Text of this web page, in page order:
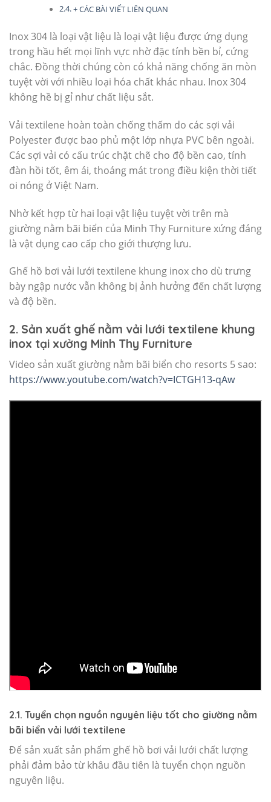
+ CÁC BÀI VIẾT LIÊN QUAN
Inox 304 là loại vật liệu là loại vật liệu được ứng dụng
trong hầu hết mọi lĩnh vực nhờ đặc tính bền bỉ, cứng
chắc. Đồng thời chúng còn có khả năng chống ăn mòn
tuyệt vời với nhiều loại hóa chất khác nhau. Inox 304
không hề bị gỉ như chất liệu sắt.
Vải textilene hoàn toàn chống thấm do các sợi vải
Polyester được bao phủ một lớp nhựa PVC bên ngoài.
Các sợi vải có cấu trúc chặt chẽ cho độ bền cao, tính
đàn hồi tốt, êm ái, thoáng mát trong điều kiện thời tiết
oi nóng ở Việt Nam.
Nhờ kết hợp từ hai loại vật liệu tuyệt vời trên mà
giường nằm bãi biển của Minh Thy Furniture xứng đáng
là vật dụng cao cấp cho giới thượng lưu.
Ghế hồ bơi vải lưới textilene khung inox cho dù trưng
bày ngập nước vẫn không bị ảnh hưởng đến chất lượng
và độ bền.
2. Sản xuất ghế nằm vải lưới textilene khung
inox tại xưởng Minh Thy Furniture
Video sản xuất giường nằm bãi biển cho resorts 5 sao:
https://www.youtube.com/watch?v=ICTGH13-qAw
2.1. Tuyển chọn nguồn nguyên liệu tốt cho giường nằm
bãi biển vải lưới textilene
Để sản xuất sản phẩm ghế hồ bơi vải lưới chất lượng
phải đảm bảo từ khâu đầu tiên là tuyển chọn nguồn
nguyên liệu.